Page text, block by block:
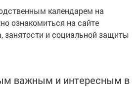
календарем на
ознакомиться на сайте
занятости и социальной защиты
важным и интересным в